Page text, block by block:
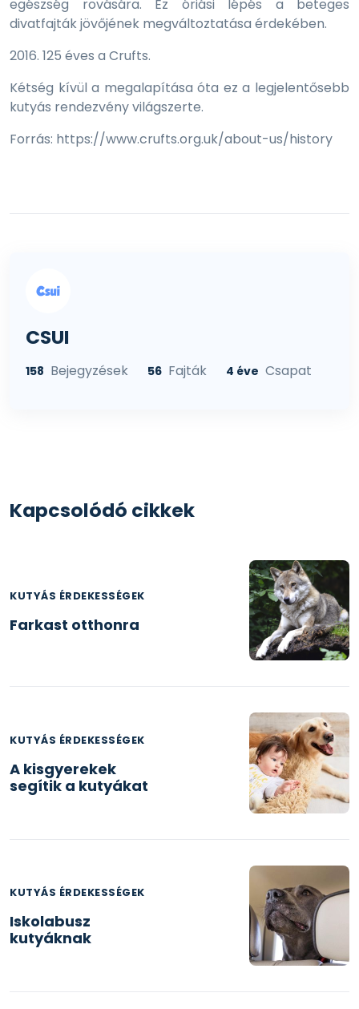
egészség rovására. Ez óriási lépés a beteges
divatfajták jövőjének megváltoztatása érdekében.
2016. 125 éves a Crufts.
Kétség kívül a megalapítása óta ez a legjelentősebb
kutyás rendezvény világszerte.
Forrás: https://www.crufts.org.uk/about-us/history
CSUI
158 Bejegyzések 56 Fajták 4 éve Csapat
Kapcsolódó cikkek
KUTYÁS ÉRDEKESSÉGEK
Farkast otthonra
KUTYÁS ÉRDEKESSÉGEK
A kisgyerekek
segítik a kutyákat
KUTYÁS ÉRDEKESSÉGEK
Iskolabusz
kutyáknak